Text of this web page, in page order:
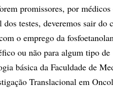
promissores, por médicos
testes, deveremos sair do
o emprego da
ou não para algum tipo de
básica da Faculdade de
Translacional em